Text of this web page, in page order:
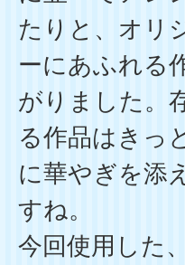
たりと、オリ
ーにあふれる
がりました。
る作品はきっ
に華やぎを添
すね。
今回使用した